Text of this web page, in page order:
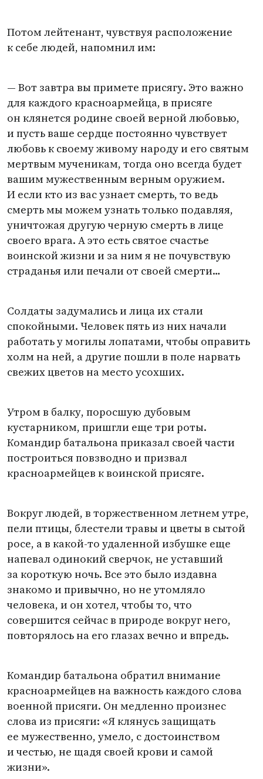
Потом лейтенант, чувствуя расположение
к себе людей, напомнил им:
— Вот завтра вы примете присягу. Это важно
для каждого красноармейца, в присяге
он клянется родине своей верной любовью,
и пусть ваше сердце постоянно чувствует
любовь к своему живому народу и его святым
мертвым мученикам, тогда оно всегда будет
вашим мужественным верным оружием.
И если кто из вас узнает смерть, то ведь
смерть мы можем узнать только подавляя,
уничтожая другую черную смерть в лице
своего врага. А это есть святое счастье
воинской жизни и за ним я не почувствую
страданья или печали от своей смерти…
Солдаты задумались и лица их стали
спокойными. Человек пять из них начали
работать у могилы лопатами, чтобы оправить
холм на ней, а другие пошли в поле нарвать
свежих цветов на место усохших.
Утром в балку, поросшую дубовым
кустарником, пришгли еще три роты.
Командир батальона приказал своей части
построиться повзводно и призвал
красноармейцев к воинской присяге.
Вокруг людей, в торжественном летнем утре,
пели птицы, блестели травы и цветы в сытой
росе, а в какой-то удаленной избушке еще
напевал одинокий сверчок, не уставший
за короткую ночь. Все это было издавна
знакомо и привычно, но не утомляло
человека, и он хотел, чтобы то, что
совершится сейчас в природе вокруг него,
повторялось на его глазах вечно и впредь.
Командир батальона обратил внимание
красноармейцев на важность каждого слова
военной присяги. Он медленно произнес
слова из присяги: «Я клянусь защищать
ее мужественно, умело, с достоинством
и честью, не щадя своей крови и самой
жизни».